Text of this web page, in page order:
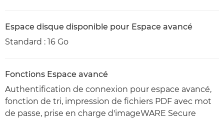
Espace disque disponible pour Espace avancé
Standard : 16 Go
Fonctions Espace avancé
Authentification de connexion pour espace avancé,
fonction de tri, impression de fichiers PDF avec mot
de passe, prise en charge d'imageWARE Secure